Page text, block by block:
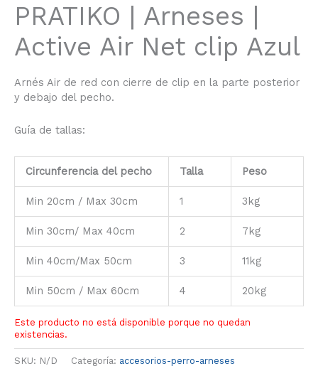
PRATIKO | Arneses |
Active Air Net clip Azul
Arnés Air de red con cierre de clip en la parte posterior
y debajo del pecho.
Guía de tallas:
Circunferencia del pecho Talla Peso
Min 20cm / Max 30cm 1 3kg
Min 30cm/ Max 40cm 2 7kg
Min 40cm/Max 50cm 3 11kg
Min 50cm / Max 60cm 4 20kg
Este producto no está disponible porque no quedan
existencias.
SKU: N/D Categoría: accesorios-perro-arneses